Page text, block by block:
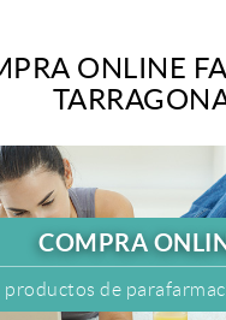
ONLINE
COMPRA
productos de